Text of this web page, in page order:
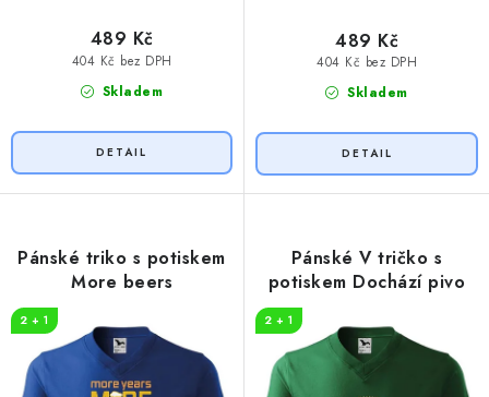
Skladem
404 Kč bez DPH
489 Kč
Skladem
404 Kč bez DPH
489 Kč
Pánské triko s potiskem
More beers
2 + 1
Pánské V tričko s
potiskem Dochází pivo
2 + 1